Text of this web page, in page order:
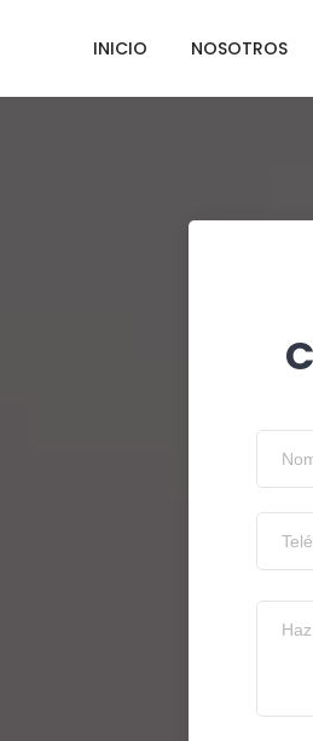
INICIO NOSOTROS